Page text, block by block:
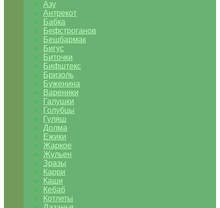
Азу
Антрекот
Бабка
Бефстроганов
Бешбармак
Бигус
Биточки
Бифштекс
Бризоль
Буженина
Вареники
Галушки
Голубцы
Гуляш
Долма
Ежики
Жаркое
Жульен
Зразы
Карри
Каши
Кебаб
Котлеты